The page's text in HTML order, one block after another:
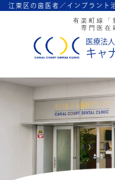
江東区の歯医者／インプラント
有楽町線「
専門医在
医療法
キャ